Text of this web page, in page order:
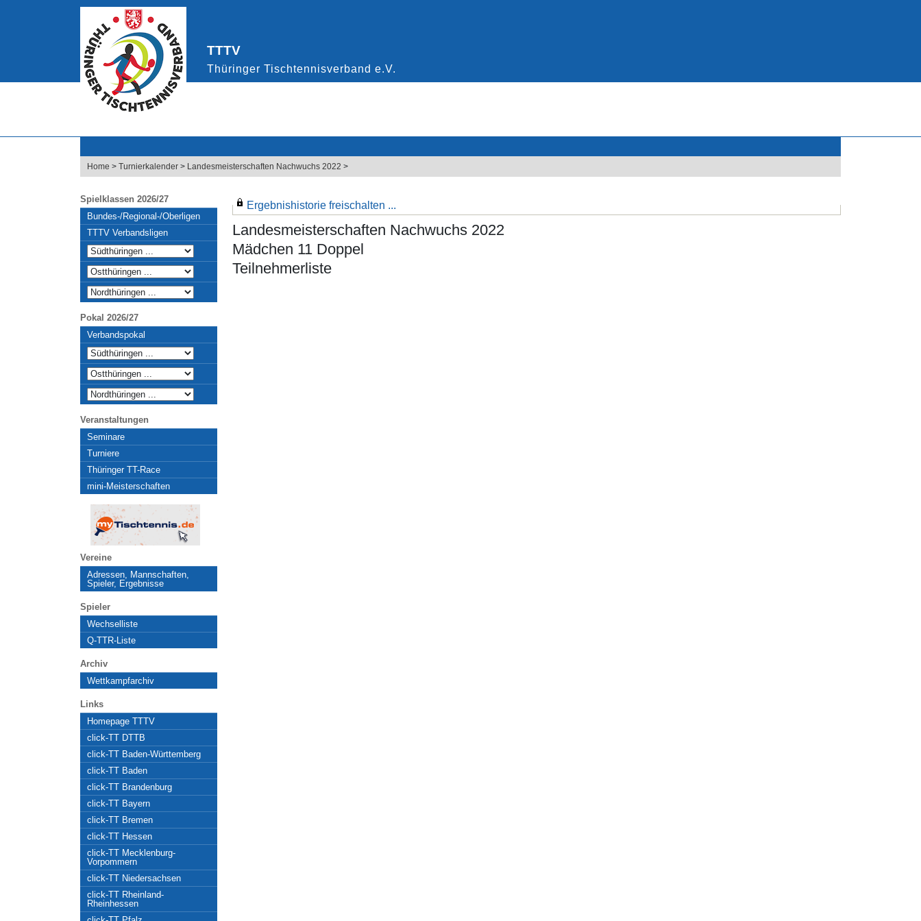
Home > Turnierkalender > Landesmeisterschaften Nachwuchs 2022 >
Spielklassen 2026/27
Bundes-/Regional-/Oberligen
TTTV Verbandsligen
Pokal 2026/27
Verbandspokal
Veranstaltungen
Seminare
Turniere
Thüringer TT-Race
mini-Meisterschaften
Vereine
Adressen, Mannschaften,
Spieler, Ergebnisse
Spieler
Wechselliste
Q-TTR-Liste
Archiv
Wettkampfarchiv
Links
Homepage TTTV
click-TT DTTB
click-TT Baden-Württemberg
click-TT Baden
click-TT Brandenburg
click-TT Bayern
click-TT Bremen
click-TT Hessen
click-TT Mecklenburg-
Vorpommern
click-TT Niedersachsen
click-TT Rheinland-
Rheinhessen
Ergebnishistorie freischalten ...
Landesmeisterschaften Nachwuchs 2022
Mädchen 11 Doppel
Teilnehmerliste